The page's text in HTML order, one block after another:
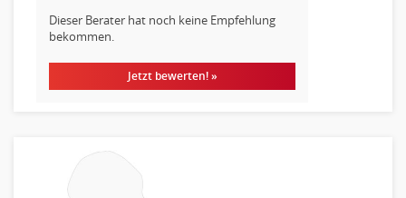
Dieser Berater hat noch keine Empfehlung
bekommen.
Jetzt bewerten! »